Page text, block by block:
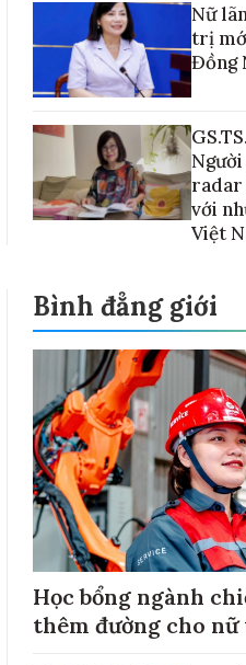
Nữ
trị
Đồng
radar
với
Việt
Bình đẳng giới
Học bổng ngành
thêm đường cho